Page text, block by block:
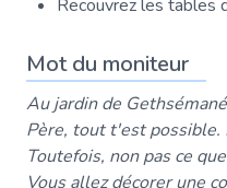
Recouvrez les tables
Mot du moniteur
Au jardin de
Père, tout t'est possible.
Toutefois, non pas ce
Vous allez décorer une